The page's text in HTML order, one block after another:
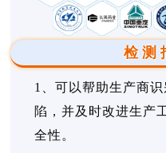
检测
1、可以帮助生产商
陷，并及时改进生产
全性。